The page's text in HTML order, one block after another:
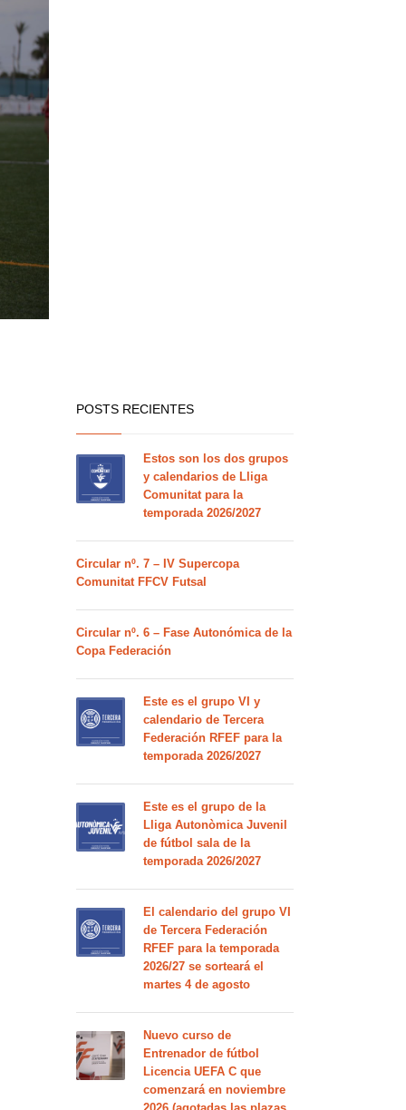
POSTS RECIENTES
Estos son los dos grupos
y calendarios de Lliga
Comunitat para la
temporada 2026/2027
Circular nº. 7 – IV Supercopa
Comunitat FFCV Futsal
Circular nº. 6 – Fase Autonómica de la
Copa Federación
Este es el grupo VI y
calendario de Tercera
Federación RFEF para la
temporada 2026/2027
Este es el grupo de la
Lliga Autonòmica Juvenil
de fútbol sala de la
temporada 2026/2027
El calendario del grupo VI
de Tercera Federación
RFEF para la temporada
2026/27 se sorteará el
martes 4 de agosto
Nuevo curso de
Entrenador de fútbol
Licencia UEFA C que
comenzará en noviembre